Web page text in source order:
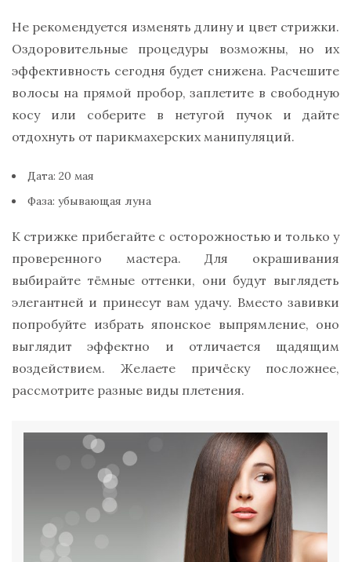
Не рекомендуется изменять длину и цвет стрижки.
Оздоровительные процедуры возможны, но их
эффективность сегодня будет снижена. Расчешите
волосы на прямой пробор, заплетите в свободную
косу или соберите в нетугой пучок и дайте
отдохнуть от парикмахерских манипуляций.
Дата: 20 мая
Фаза: убывающая луна
К стрижке прибегайте с осторожностью и только у
проверенного мастера. Для окрашивания
выбирайте тёмные оттенки, они будут выглядеть
элегантней и принесут вам удачу. Вместо завивки
попробуйте избрать японское выпрямление, оно
выглядит эффектно и отличается щадящим
воздействием. Желаете причёску посложнее,
рассмотрите разные виды плетения.